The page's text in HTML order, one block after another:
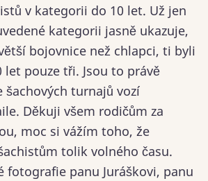
v kategorii do 10 let. Už jen
kategorii jasně ukazuje,
bojovnice než chlapci, ti byli
pouze tři. Jsou to právě
šachových turnajů vozí
Děkuji všem rodičům za
moc si vážím toho, že
tolik volného času.
fotografie panu Juráškovi, panu